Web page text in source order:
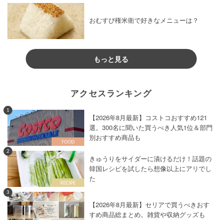
おむすび権米衛で好きなメニューは？
もっと見る
アクセスランキング
1
【2026年8月最新】コストコおすすめ121
選。300名に聞いた買うべき人気1位＆部門
別おすすめ商品も
2
きゅうりをサイダーに漬けるだけ！話題の
韓国レシピを試したら想像以上にアリでし
た
3
【2026年8月最新】セリアで買うべきおす
すめ商品総まとめ。雑貨や収納グッズも